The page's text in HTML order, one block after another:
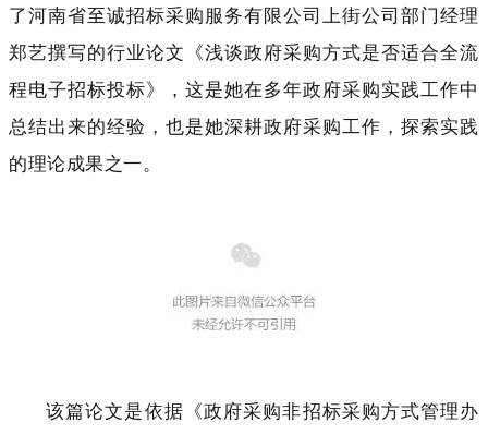
了河南省至诚招标采购服务有限公司上街公司部门经理
郑艺撰写的行业论文《浅谈政府采购方式是否适合全流
程电子招标投标》，这是她在多年政府采购实践工作中
总结出来的经验，也是她深耕政府采购工作，探索实践
的理论成果之一。
该篇论文是依据《政府采购非招标采购方式管理办